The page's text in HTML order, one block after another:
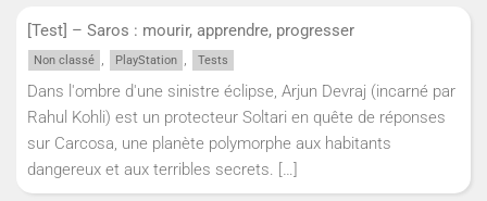
[Test] – Saros : mourir, apprendre, progresser
Non classé , PlayStation , Tests
Dans l'ombre d'une sinistre éclipse, Arjun Devraj (incarné par
Rahul Kohli) est un protecteur Soltari en quête de réponses
sur Carcosa, une planète polymorphe aux habitants
dangereux et aux terribles secrets. […]